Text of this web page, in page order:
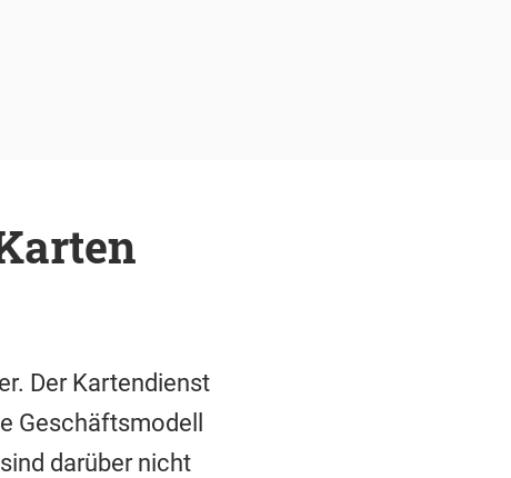
Der Kartendienst
Geschäftsmodell
darüber nicht